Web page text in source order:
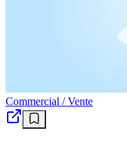
Commercial / Vente